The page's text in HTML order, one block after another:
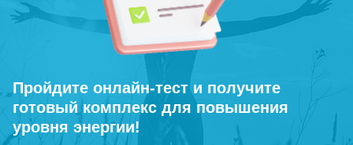
Пройдите онлайн-тест и получите
готовый комплекс для повышения
уровня энергии!